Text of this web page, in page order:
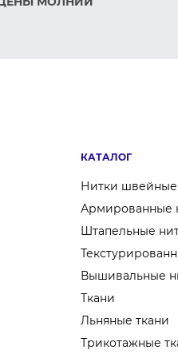
КАТАЛОГ
Нитки швейные
Армированные
Штапельные
Вышивальные
Ткани
Льняные ткани
Трикотажные